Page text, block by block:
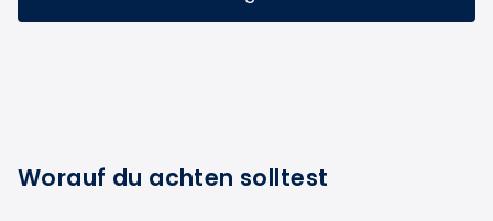
Worauf du achten solltest